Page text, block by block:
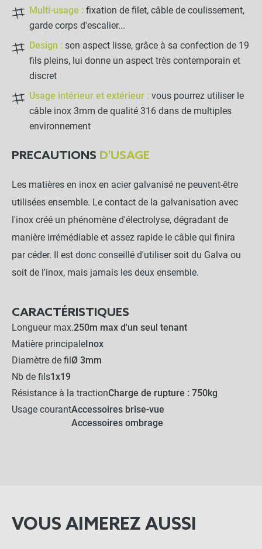
- Découpe au mètre
0,90 €
close
NOTRE RECOMMANDATION POUR
UNE POSE EN TOUTE TRANQUILLITÉ
Serre-câble Inox - 3mm
0,99 € +
Cosse-Coeur Inox 3mm
LES PRODUITS ALTERNATIFS
159,90 €
AJOUTER L'ENSEMBLE AU
Multi-usage : fixation de filet, câble de coulissement,
garde corps d'escalier...
Design : son aspect lisse, grâce à sa confection de 19
fils pleins, lui donne un aspect très contemporain et
discret
Usage intérieur et extérieur : vous pourrez utiliser le
câble inox 3mm de qualité 316 dans de multiples
environnement
PRECAUTIONS D'USAGE
Les matières en inox en acier galvanisé ne peuvent-être
utilisées ensemble. Le contact de la galvanisation avec
l'inox créé un phénomène d'électrolyse, dégradant de
manière irrémédiable et assez rapide le câble qui finira
par céder. Il est donc conseillé d'utiliser soit du Galva ou
soit de l'inox, mais jamais les deux ensemble.
CARACTÉRISTIQUES
Longueur max.250m max d'un seul tenant
Matière principale Inox
Diamètre de fil Ø 3mm
Nb de fils1x19
Résistance à la tractionCharge de rupture : 750kg
Usage courantAccessoires brise-vue
Accessoires ombrage
VOUS AIMEREZ AUSSI